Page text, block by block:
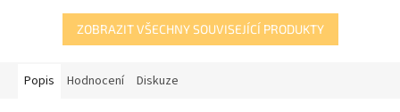
ZOBRAZIT VŠECHNY SOUVISEJÍCÍ PRODUKTY
Popis Hodnocení Diskuze